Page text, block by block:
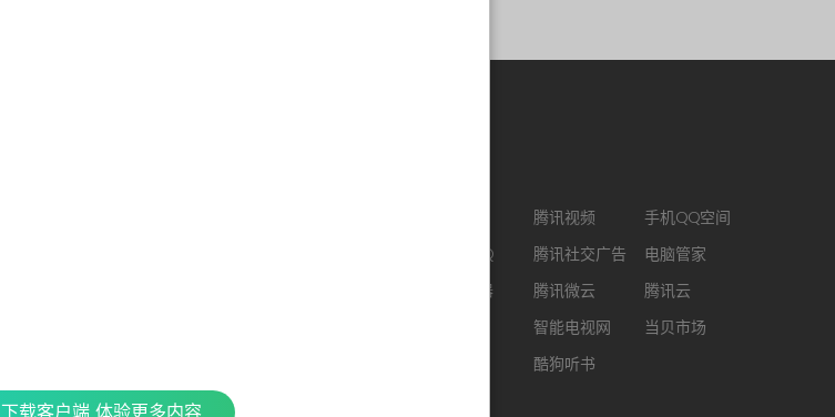
腾讯视频
手机QQ空间
最新版QQ
腾讯社交广告
电脑管家
QQ浏览器
腾讯微云
腾讯云
智能电视网
当贝市场
酷狗听书